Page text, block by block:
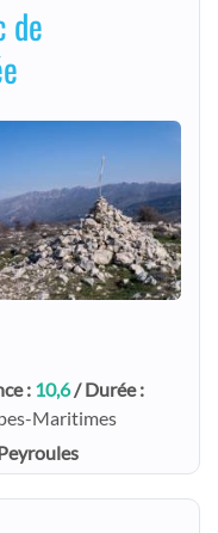
de
: 10,6/ Durée :
Maritimes